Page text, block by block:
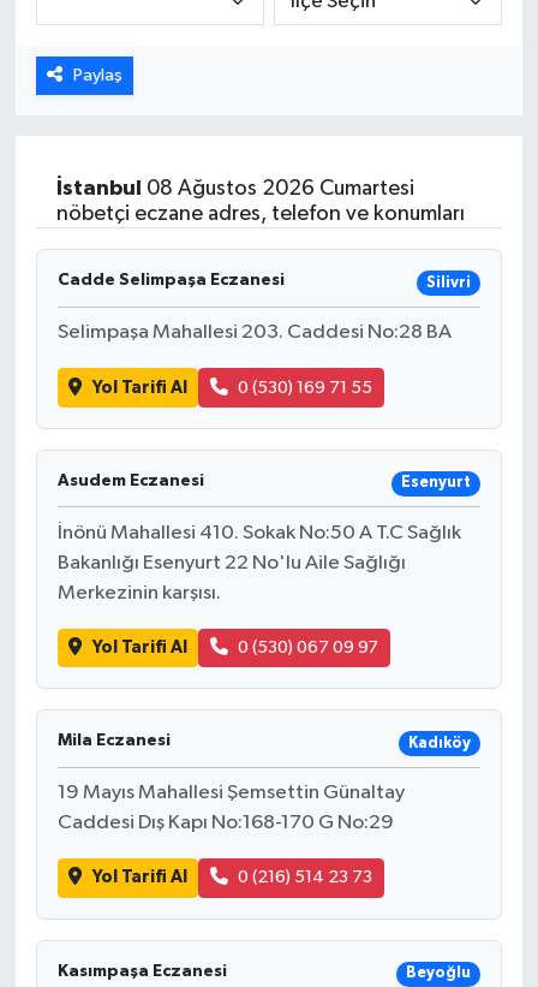
Paylaş
İstanbul
08 Ağustos 2026 Cumartesi
nöbetçi eczane adres, telefon ve konumları
Cadde Selimpaşa Eczanesi Silivri
Selimpaşa Mahallesi 203. Caddesi No:28 BA
Yol Tarifi Al 0 (530) 169 71 55
Asudem Eczanesi Esenyurt
İnönü Mahallesi 410. Sokak No:50 A T.C Sağlık
Bakanlığı Esenyurt 22 No'lu Aile Sağlığı
Merkezinin karşısı.
Yol Tarifi Al 0 (530) 067 09 97
Mila Eczanesi Kadıköy
19 Mayıs Mahallesi Şemsettin Günaltay
Caddesi Dış Kapı No:168-170 G No:29
Yol Tarifi Al 0 (216) 514 23 73
Kasımpaşa Eczanesi Beyoğlu
Emet
Foto Galeri
Genel
Gündem
Hisarcık
İlçeler
Köşe Yazıları
Kültür Sanat
Otomobil
Pazarlar